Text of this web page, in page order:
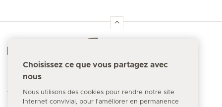
Numéro d'urgence
144
Choisissez ce que vous partagez avec
nous
Nous utilisons des cookies pour rendre notre site
Internet convivial, pour l'améliorer en permanence